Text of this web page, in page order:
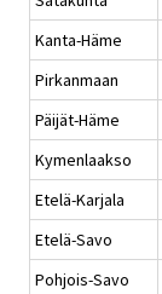
Kanta-Häme
Pirkanmaan
Päijät-Häme
Kymenlaakso
Etelä-Karjala
Etelä-Savo
Pohjois-Savo